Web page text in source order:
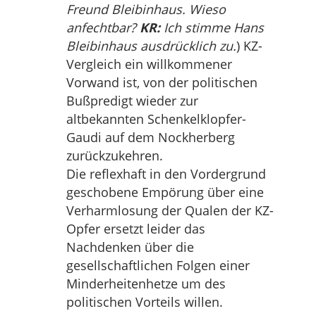
Freund Bleibinhaus. Wieso
anfechtbar?KR:Ich stimme Hans
Bleibinhaus ausdrücklich zu.) KZ-
Vergleich ein willkommener
Vorwand ist, von der politischen
Bußpredigt wieder zur
altbekannten Schenkelklopfer-
Gaudi auf dem Nockherberg
zurückzukehren.
Die reflexhaft in den Vordergrund
geschobene Empörung über eine
Verharmlosung der Qualen der KZ-
Opfer ersetzt leider das
Nachdenken über die
gesellschaftlichen Folgen einer
Minderheitenhetze um des
politischen Vorteils willen.